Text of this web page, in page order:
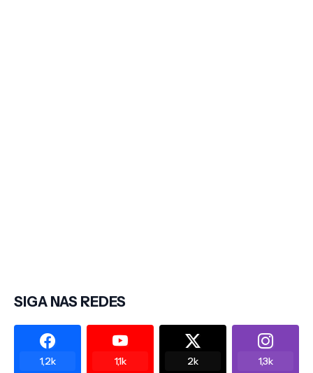
SIGA NAS REDES
1,2k 1,1k 2k 1,3k